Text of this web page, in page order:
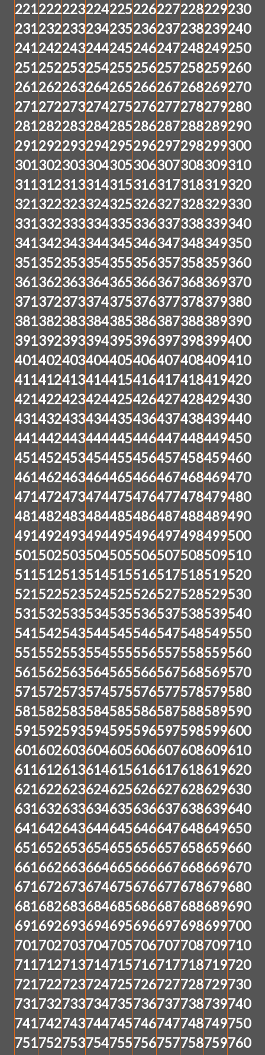
221222223224225226227228229230
231232233234235236237238239240
241242243244245246247248249250
251252253254255256257258259260
261262263264265266267268269270
271272273274275276277278279280
281282283284285286287288289290
291292293294295296297298299300
301302303304305306307308309310
311312313314315316317318319320
321322323324325326327328329330
331332333334335336337338339340
341342343344345346347348349350
351352353354355356357358359360
361362363364365366367368369370
371372373374375376377378379380
381382383384385386387388389390
391392393394395396397398399400
401402403404405406407408409410
411412413414415416417418419420
421422423424425426427428429430
431432433434435436437438439440
441442443444445446447448449450
451452453454455456457458459460
461462463464465466467468469470
471472473474475476477478479480
481482483484485486487488489490
491492493494495496497498499500
501502503504505506507508509510
511512513514515516517518519520
521522523524525526527528529530
531532533534535536537538539540
541542543544545546547548549550
551552553554555556557558559560
561562563564565566567568569570
571572573574575576577578579580
581582583584585586587588589590
591592593594595596597598599600
601602603604605606607608609610
611612613614615616617618619620
621622623624625626627628629630
631632633634635636637638639640
641642643644645646647648649650
651652653654655656657658659660
661662663664665666667668669670
671672673674675676677678679680
681682683684685686687688689690
691692693694695696697698699700
701702703704705706707708709710
711712713714715716717718719720
721722723724725726727728729730
731732733734735736737738739740
741742743744745746747748749750
751752753754755756757758759760